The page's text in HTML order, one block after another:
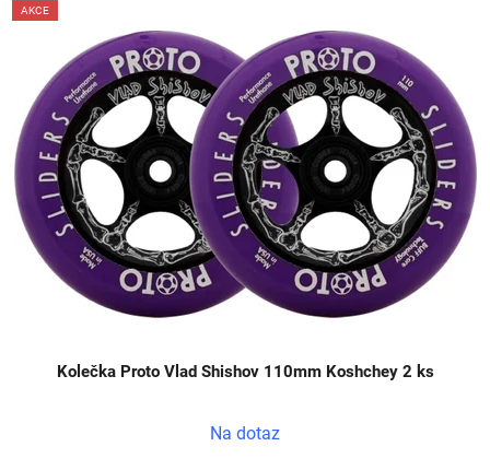
AKCE
Kolečka Proto Vlad Shishov 110mm Koshchey 2 ks
Na dotaz